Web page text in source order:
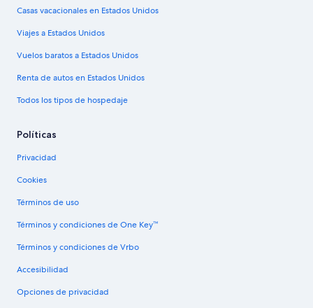
Casas vacacionales en Estados Unidos
Viajes a Estados Unidos
Vuelos baratos a Estados Unidos
Renta de autos en Estados Unidos
Todos los tipos de hospedaje
Políticas
Privacidad
Cookies
Términos de uso
Términos y condiciones de One Key™
Términos y condiciones de Vrbo
Accesibilidad
Opciones de privacidad